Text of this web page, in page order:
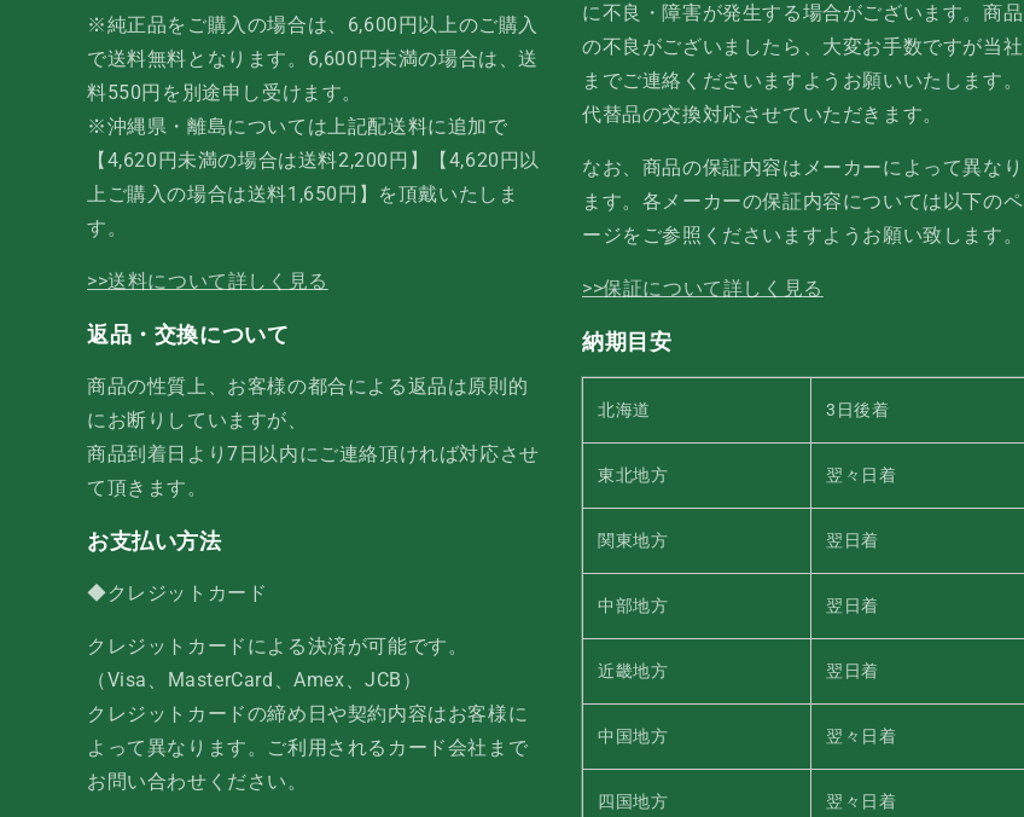
※純正品をご購入の場合は、6,600円以上のご購入
で送料無料となります。6,600円未満の場合は、送
料550円を別途申し受けます。
※沖縄県・離島については上記配送料に追加で
【4,620円未満の場合は送料2,200円】【4,620円以
上ご購入の場合は送料1,650円】を頂戴いたしま
す。
>>送料について詳しく見る
返品・交換について
商品の性質上、お客様の都合による返品は原則的
にお断りしていますが、
商品到着日より7日以内にご連絡頂ければ対応させ
て頂きます。
お支払い方法
◆クレジットカード
クレジットカードによる決済が可能です。
（Visa、MasterCard、Amex、JCB）
クレジットカードの締め日や契約内容はお客様に
よって異なります。ご利用されるカード会社まで
お問い合わせください。
に不良・障害が発生する場合がございます。商品
の不良がございましたら、大変お手数ですが当社
までご連絡くださいますようお願いいたします。
代替品の交換対応させていただきます。
なお、商品の保証内容はメーカーによって異なり
ます。各メーカーの保証内容については以下のペ
ージをご参照くださいますようお願い致します。
>>保証について詳しく見る
納期目安
北海道 3日後着
東北地方 翌々日着
関東地方 翌日着
中部地方 翌日着
近畿地方 翌日着
中国地方 翌々日着
四国地方 翌々日着